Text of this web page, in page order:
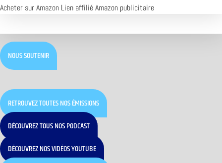
Acheter sur Amazon Lien affilié Amazon publicitaire
NOUS SOUTENIR
RETROUVEZ TOUTES NOS ÉMISSIONS
DÉCOUVREZ TOUS NOS PODCAST
DÉCOUVREZ NOS VIDÉOS YOUTUBE